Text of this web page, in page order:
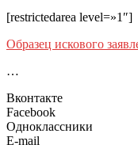
[restrictedarea level=»1″]
Образец искового
…
Вконтакте
Facebook
Одноклассники
E-mail